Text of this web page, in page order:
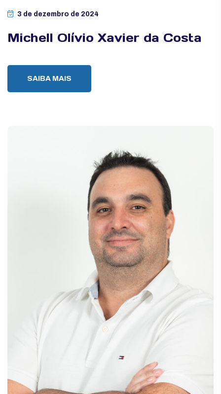
3 de dezembro de 2024
Michell Olívio Xavier da Costa
SAIBA MAIS